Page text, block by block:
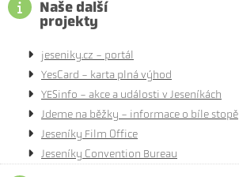
Naše další
projekty
jeseniky.cz - portál
YesCard - karta plná výhod
YESinfo - akce a události v Jeseníkách
Jdeme na běžky - informace o bíle stopě
Jeseníky Film Office
Jeseníky Convention Bureau